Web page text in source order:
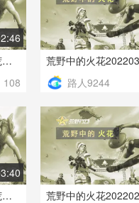
荒野中的火花20220303荒野行动
108
路人9244
荒野中的火花20220227荒野行动